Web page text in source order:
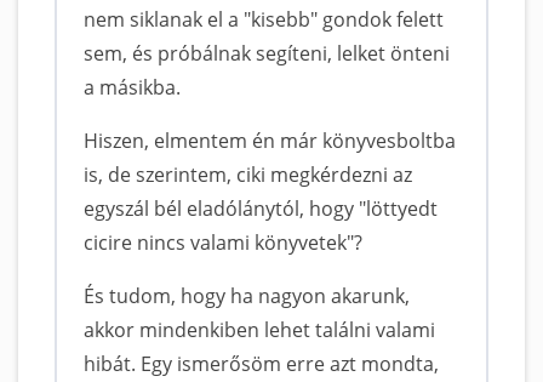
nem siklanak el a "kisebb" gondok felett
sem, és próbálnak segíteni, lelket önteni
a másikba.
Hiszen, elmentem én már könyvesboltba
is, de szerintem, ciki megkérdezni az
egyszál bél eladólánytól, hogy "löttyedt
cicire nincs valami könyvetek"?
És tudom, hogy ha nagyon akarunk,
akkor mindenkiben lehet találni valami
hibát. Egy ismerősöm erre azt mondta,